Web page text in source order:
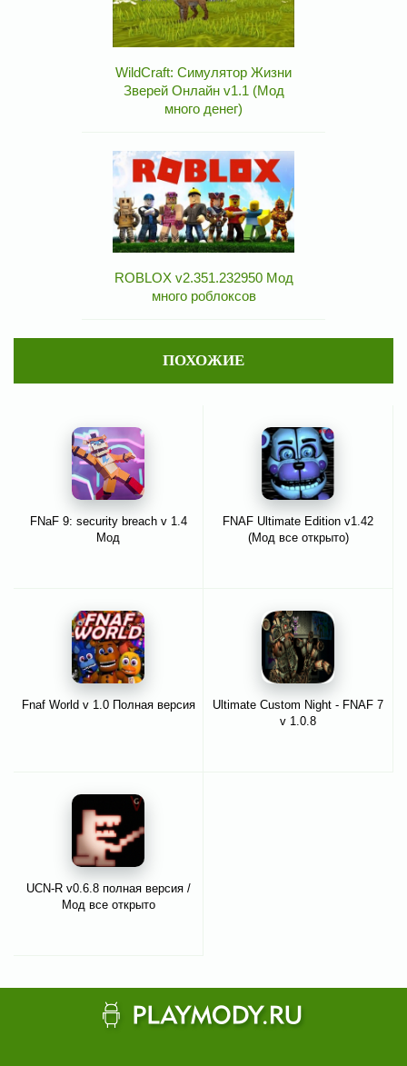
WildCraft: Симулятор Жизни
Зверей Онлайн v1.1 (Мод
много денег)
ROBLOX v2.351.232950 Мод
много роблоксов
ПОХОЖИЕ
FNaF 9: security breach v 1.4
Мод
FNAF Ultimate Edition v1.42
(Мод все открыто)
Fnaf World v 1.0 Полная версия
Ultimate Custom Night - FNAF 7
v 1.0.8
UCN-R v0.6.8 полная версия /
Мод все открыто